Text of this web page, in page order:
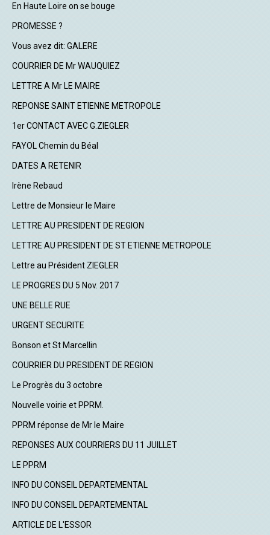
En Haute Loire on se bouge
PROMESSE ?
Vous avez dit: GALERE
COURRIER DE Mr WAUQUIEZ
LETTRE A Mr LE MAIRE
REPONSE SAINT ETIENNE METROPOLE
1er CONTACT AVEC G.ZIEGLER
FAYOL Chemin du Béal
DATES A RETENIR
Irène Rebaud
Lettre de Monsieur le Maire
LETTRE AU PRESIDENT DE REGION
LETTRE AU PRESIDENT DE ST ETIENNE METROPOLE
Lettre au Président ZIEGLER
LE PROGRES DU 5 Nov. 2017
UNE BELLE RUE
URGENT SECURITE
Bonson et St Marcellin
COURRIER DU PRESIDENT DE REGION
Le Progrès du 3 octobre
Nouvelle voirie et PPRM.
PPRM réponse de Mr le Maire
REPONSES AUX COURRIERS DU 11 JUILLET
LE PPRM
INFO DU CONSEIL DEPARTEMENTAL
INFO DU CONSEIL DEPARTEMENTAL
ARTICLE DE L'ESSOR